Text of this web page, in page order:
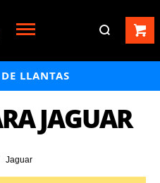
LLANTAS
JAGUAR
Jaguar